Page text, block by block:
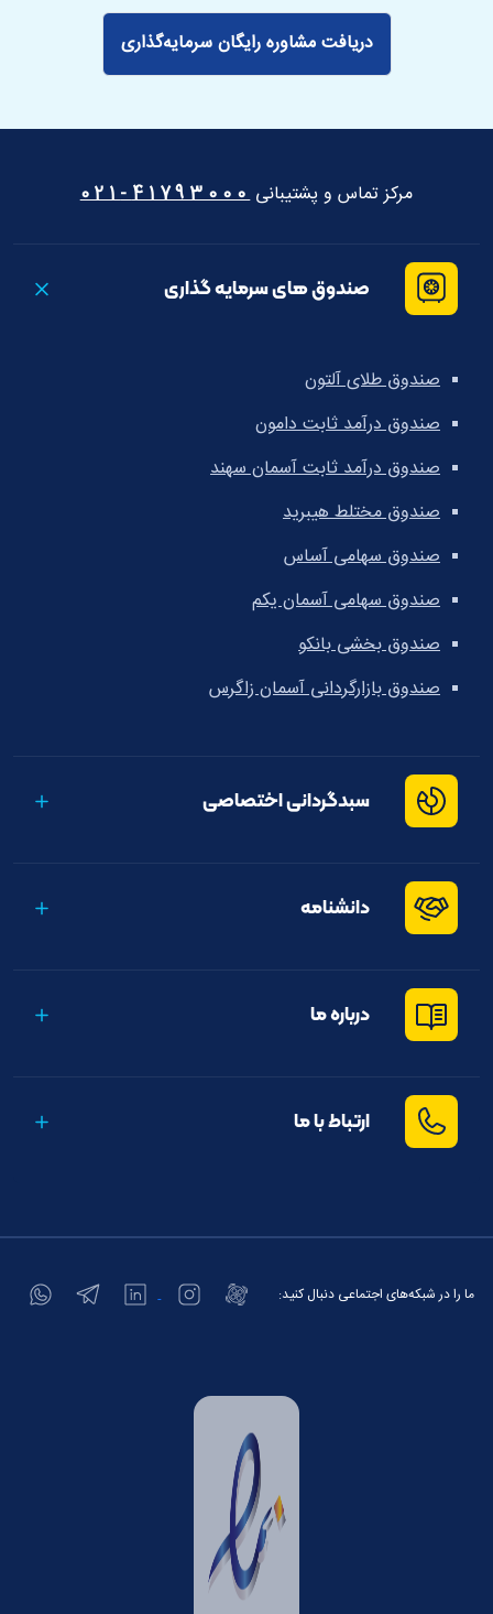
دریافت مشاوره رایگان سرمایه‌گذاری
مرکز تماس و پشتیبانی 41793000-021
صندوق های سرمایه گذاری
صندوق طلای آلتون
صندوق درآمد ثابت دامون
صندوق درآمد ثابت آسمان سهند
صندوق مختلط هیبرید
صندوق سهامی آساس
صندوق سهامی آسمان یکم
صندوق بخشی بانکو
صندوق بازارگردانی آسمان زاگرس
سبدگردانی اختصاصی
دانشنامه
درباره ما
ارتباط با ما
ما را در شبکه‌های اجتماعی دنبال کنید: